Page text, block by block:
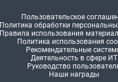
Пользовательское
Политика обработки
Правила использования
Политика использования
Рекомендательные
Деятельность в сфере ИТ
Руководство
Наши награды